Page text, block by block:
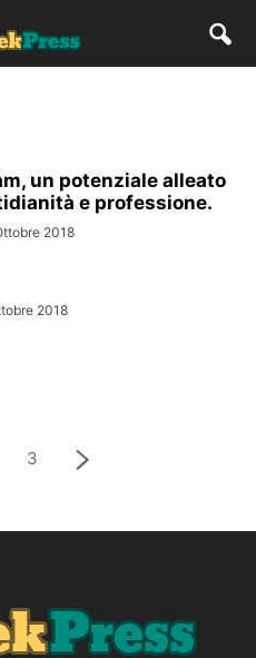
un potenziale alleato
e professione.
2018
2018
3